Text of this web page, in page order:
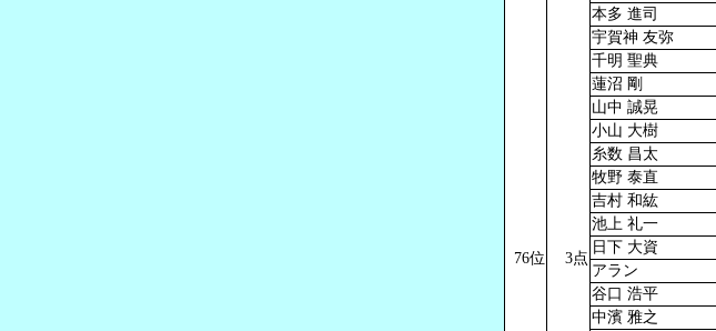
76位 3点
本多 進司
宇賀神 友弥
千明 聖典
蓮沼 剛
山中 誠晃
小山 大樹
糸数 昌太
牧野 泰直
吉村 和紘
池上 礼一
日下 大資
アラン
谷口 浩平
中濱 雅之